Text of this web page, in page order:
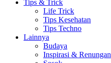
Tips & Trick
Life Trick
Tips Kesehatan
Tips Techno
Lainnya
Budaya
Inspirasi & Renungan